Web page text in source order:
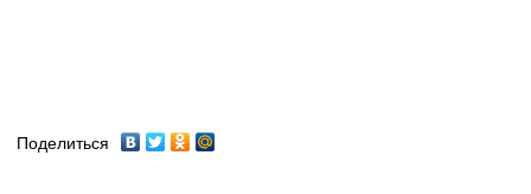
Поделиться